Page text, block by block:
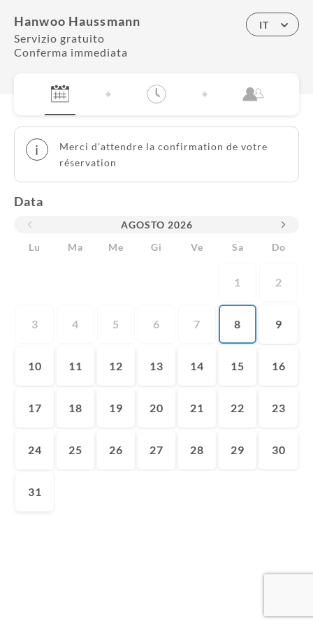
Hanwoo Haussmann
Servizio gratuito
Conferma immediata
IT
i
Merci d'attendre la confirmation de votre
réservation
Data
AGOSTO 2026
Lu
Ma Me Gi Ve Sa Do
1 2
3 4 5 6 7 8 9
10 11 12 13 14 15 16
17 18 19 20 21 22 23
24 25 26 27 28 29 30
31